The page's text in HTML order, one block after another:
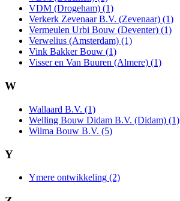
VDM (Drogeham) (1)
Verkerk Zevenaar B.V. (Zevenaar) (1)
Vermeulen Urbi Bouw (Deventer) (1)
Verwelius (Amsterdam) (1)
Vink Bakker Bouw (1)
Visser en Van Buuren (Almere) (1)
W
Wallaard B.V. (1)
Welling Bouw Didam B.V. (Didam) (1)
Wilma Bouw B.V. (5)
Y
Ymere ontwikkeling (2)